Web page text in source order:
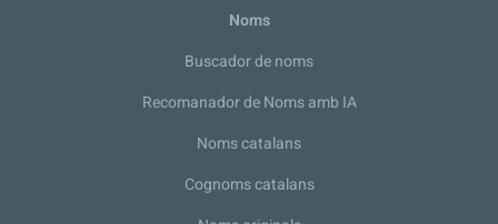
Noms
Buscador de noms
Recomanador de Noms amb IA
Noms catalans
Cognoms catalans